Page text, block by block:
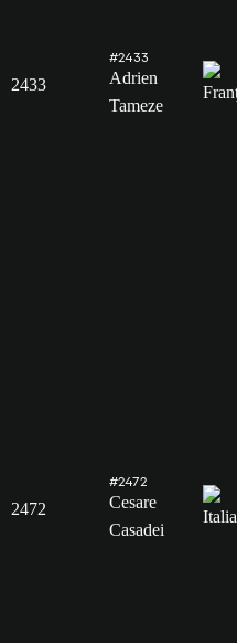
2433
#2433
Adrien
Tameze
2472
#2472
Cesare
Casadei